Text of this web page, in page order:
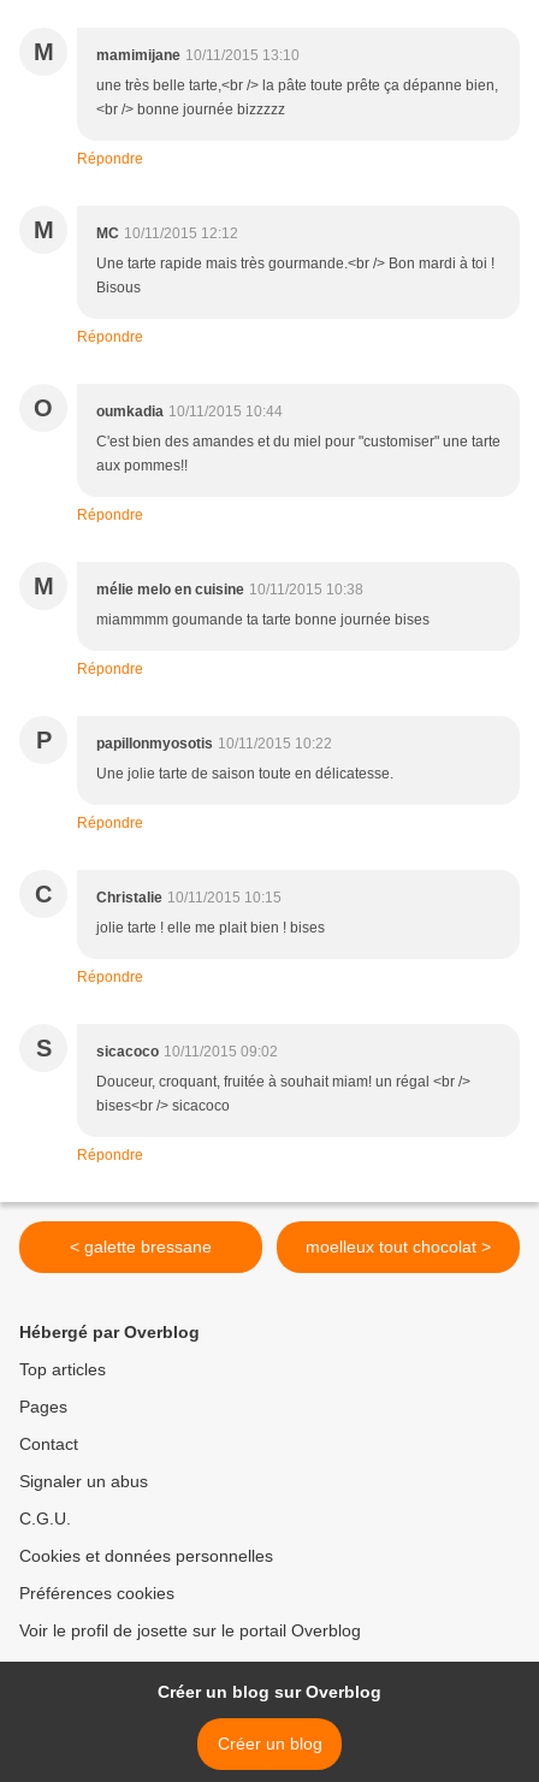
M mamimijane 10/11/2015 13:10
une très belle tarte,<br /> la pâte toute prête ça dépanne bien,
<br /> bonne journée bizzzzz
Répondre
M MC 10/11/2015 12:12
Une tarte rapide mais très gourmande.<br /> Bon mardi à toi !
Bisous
Répondre
O oumkadia 10/11/2015 10:44
C'est bien des amandes et du miel pour "customiser" une tarte
aux pommes!!
Répondre
M mélie melo en cuisine 10/11/2015 10:38
miammmm goumande ta tarte bonne journée bises
Répondre
P papillonmyosotis 10/11/2015 10:22
Une jolie tarte de saison toute en délicatesse.
Répondre
C Christalie 10/11/2015 10:15
jolie tarte ! elle me plait bien ! bises
Répondre
S sicacoco 10/11/2015 09:02
Douceur, croquant, fruitée à souhait miam! un régal <br />
bises<br /> sicacoco
Répondre
< galette bressane moelleux tout chocolat >
Hébergé par Overblog
Top articles
Pages
Contact
Signaler un abus
C.G.U.
Cookies et données personnelles
Préférences cookies
Voir le profil de josette sur le portail Overblog
Créer un blog sur Overblog
Créer un blog